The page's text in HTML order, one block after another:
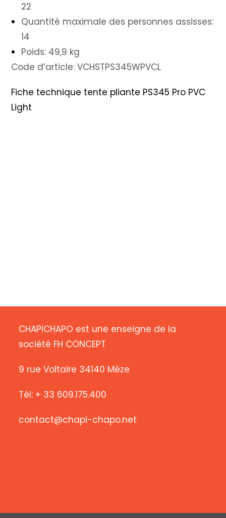
22
Quantité maximale des personnes assisses:
14
Poids: 49,9 kg
Code d’article:VCHSTPS345WPVCL
Fiche technique tente pliante PS345 Pro PVC
Light
CHAPICHAPO est une enseigne de la
société FH CONCEPT
9 rue Voltaire 34140 Mèze
Tél: + 33 609.175.400
contact@chapi-chapo.net